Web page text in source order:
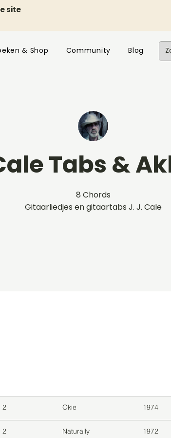
site
& Shop Community Blog
Tabs &
8 Chords
Gitaarliedjes en gitaartabs J. J. Cale
2 Okie 1974
2 Naturally 1972